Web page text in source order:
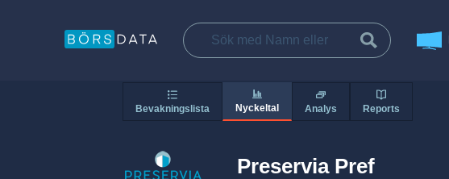
Bevakningslista Nyckeltal Analys Reports
Preservia Pref